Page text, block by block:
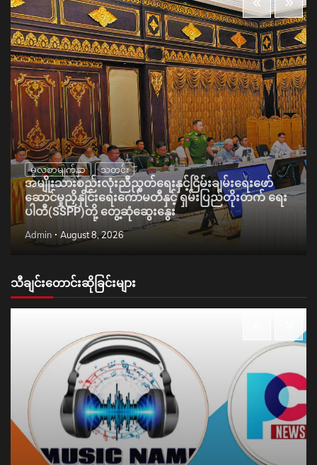
မူလစာမျက်နှာ သတင်း
အမျိုးသားစည်းလုံးညီညွတ်ရေးနှင့်ငြိမ်းချမ်းရေးဖော်
ဆောင်မှုညှိနှိုင်းရေးကော်မတီနှင့် ရှမ်းပြည်တိုးတက် ရေး
ပါတီ(SSPP)တို့ တွေ့ဆုံဆွေးနွေး
Admin August 8, 2026
သီချင်းတောင်းဆိုခြင်းများ